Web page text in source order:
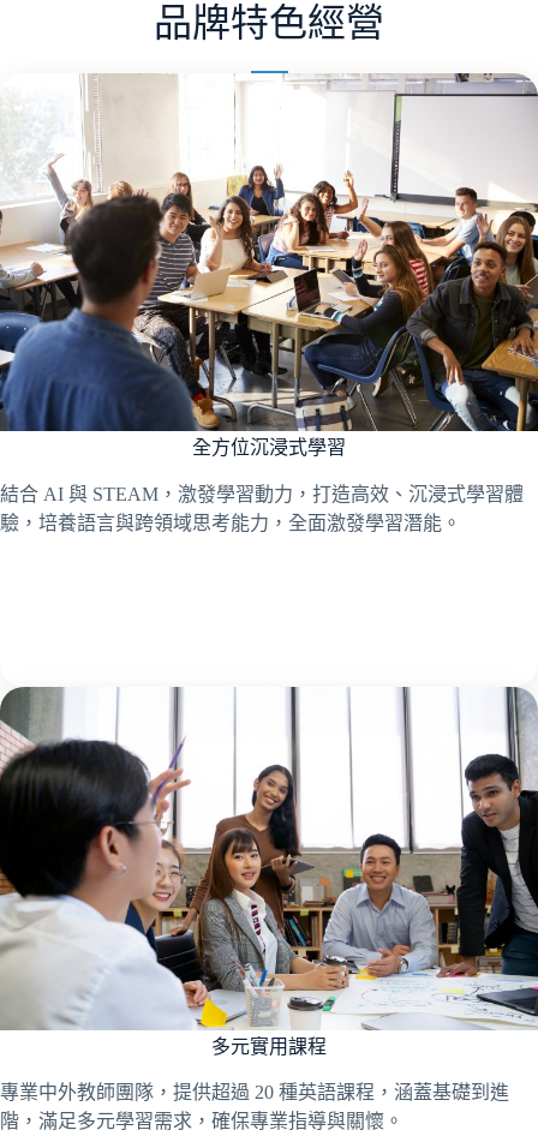
品牌特色經營
全方位沉浸式學習
結合 AI 與 STEAM，激發學習動力，打造高效、沉浸式學習體
驗，培養語言與跨領域思考能力，全面激發學習潛能。
多元實用課程
專業中外教師團隊，提供超過 20 種英語課程，涵蓋基礎到進
階，滿足多元學習需求，確保專業指導與關懷。